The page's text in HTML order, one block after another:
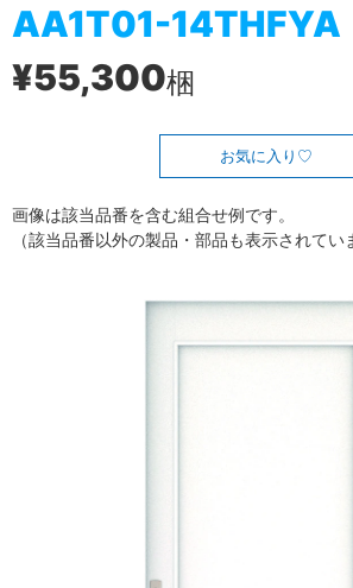
AA1T01-14THFYA
¥55,300梱
お気に入り
画像は該当品番を含む組合せ例です。
（該当品番以外の製品・部品も表示されてい